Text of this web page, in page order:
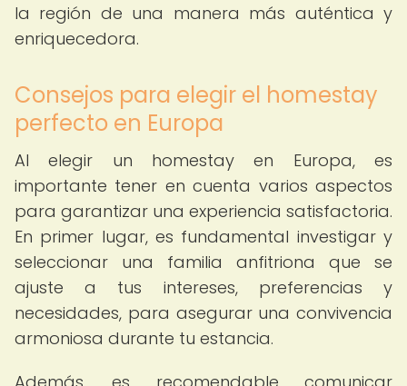
la región de una manera más auténtica y
enriquecedora.
Consejos para elegir el homestay
perfecto en Europa
Al elegir un homestay en Europa, es
importante tener en cuenta varios aspectos
para garantizar una experiencia satisfactoria.
En primer lugar, es fundamental investigar y
seleccionar una familia anfitriona que se
ajuste a tus intereses, preferencias y
necesidades, para asegurar una convivencia
armoniosa durante tu estancia.